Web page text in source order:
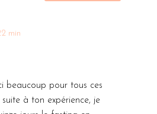
min
beaucoup pour tous ces
à ton expérience, je